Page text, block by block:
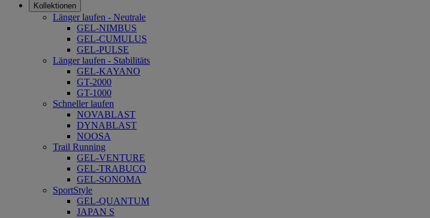
Kollektionen
Länger laufen - Neutrale
GEL-NIMBUS
GEL-CUMULUS
GEL-PULSE
Länger laufen - Stabilitäts
GEL-KAYANO
GT-2000
GT-1000
Schneller laufen
NOVABLAST
DYNABLAST
NOOSA
Trail Running
GEL-VENTURE
GEL-TRABUCO
GEL-SONOMA
SportStyle
GEL-QUANTUM
JAPAN S